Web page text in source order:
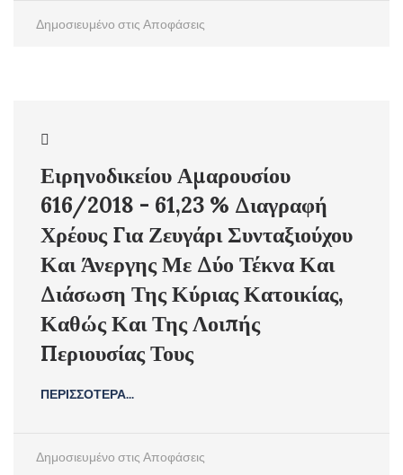
Δημοσιευμένο στις Αποφάσεις
Ειρηνοδικείου Αμαρουσίου
616/2018 - 61,23 % Διαγραφή
Χρέους Για Ζευγάρι Συνταξιούχου
Και Άνεργης Με Δύο Τέκνα Και
Διάσωση Της Κύριας Κατοικίας,
Καθώς Και Της Λοιπής
Περιουσίας Τους
ΠΕΡΙΣΣΟΤΕΡΑ...
Δημοσιευμένο στις Αποφάσεις